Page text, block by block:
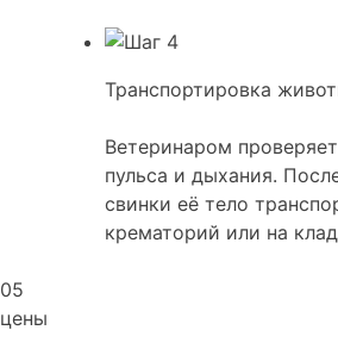
Транспортировка
Ветеринаром
пульса и дыхания.
свинки её тело
крематорий или на
05
цены